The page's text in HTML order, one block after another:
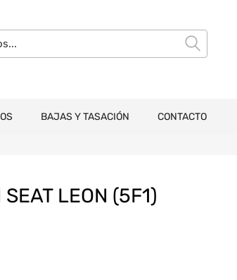
BAJAS Y TASACIÓN CONTACTO
LEON (5F1)